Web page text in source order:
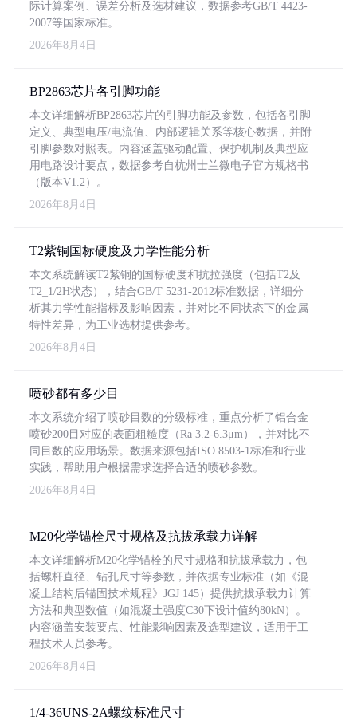
际计算案例、误差分析及选材建议，数据参考GB/T 4423-
2007等国家标准。
2026年8月4日
BP2863芯片各引脚功能
本文详细解析BP2863芯片的引脚功能及参数，包括各引脚
定义、典型电压/电流值、内部逻辑关系等核心数据，并附
引脚参数对照表。内容涵盖驱动配置、保护机制及典型应
用电路设计要点，数据参考自杭州士兰微电子官方规格书
（版本V1.2）。
2026年8月4日
T2紫铜国标硬度及力学性能分析
本文系统解读T2紫铜的国标硬度和抗拉强度（包括T2及
T2_1/2H状态），结合GB/T 5231-2012标准数据，详细分
析其力学性能指标及影响因素，并对比不同状态下的金属
特性差异，为工业选材提供参考。
2026年8月4日
喷砂都有多少目
本文系统介绍了喷砂目数的分级标准，重点分析了铝合金
喷砂200目对应的表面粗糙度（Ra 3.2-6.3μm），并对比不
同目数的应用场景。数据来源包括ISO 8503-1标准和行业
实践，帮助用户根据需求选择合适的喷砂参数。
2026年8月4日
M20化学锚栓尺寸规格及抗拔承载力详解
本文详细解析M20化学锚栓的尺寸规格和抗拔承载力，包
括螺杆直径、钻孔尺寸等参数，并依据专业标准（如《混
凝土结构后锚固技术规程》JGJ 145）提供抗拔承载力计算
方法和典型数值（如混凝土强度C30下设计值约80kN）。
内容涵盖安装要点、性能影响因素及选型建议，适用于工
程技术人员参考。
2026年8月4日
1/4-36UNS-2A螺纹标准尺寸